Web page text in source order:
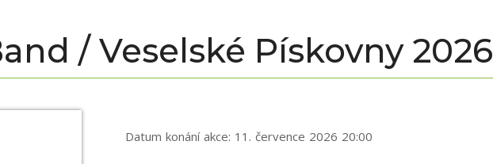
/ Veselské Pískovny 2026
Datum konání akce: 11. července 2026 20:00